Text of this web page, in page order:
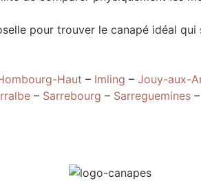
pour trouver le canapé idéal
Haut – Imling – Jouy-aux-
– Sarrebourg – Sarreguemines –